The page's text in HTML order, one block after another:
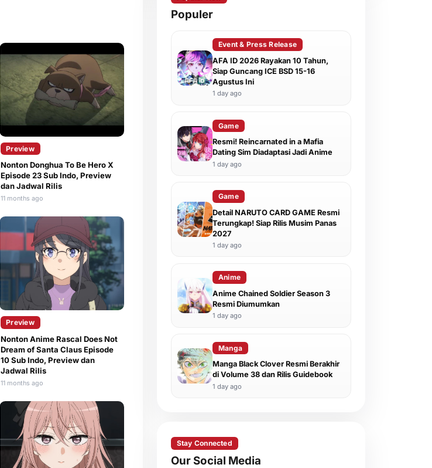
Preview
Nonton Donghua To Be Hero X
Episode 23 Sub Indo, Preview
dan Jadwal Rilis
11 months ago
Preview
Nonton Anime Rascal Does Not
Dream of Santa Claus Episode
10 Sub Indo, Preview dan
Jadwal Rilis
11 months ago
Populer
Event & Press Release
AFA ID 2026 Rayakan 10 Tahun,
Siap Guncang ICE BSD 15-16
Agustus Ini
1 day ago
Game
Resmi! Reincarnated in a Mafia
Dating Sim Diadaptasi Jadi Anime
1 day ago
Game
Detail NARUTO CARD GAME Resmi
Terungkap! Siap Rilis Musim Panas
2027
1 day ago
Anime
Anime Chained Soldier Season 3
Resmi Diumumkan
1 day ago
Manga
Manga Black Clover Resmi Berakhir
di Volume 38 dan Rilis Guidebook
1 day ago
Stay Connected
Our Social Media